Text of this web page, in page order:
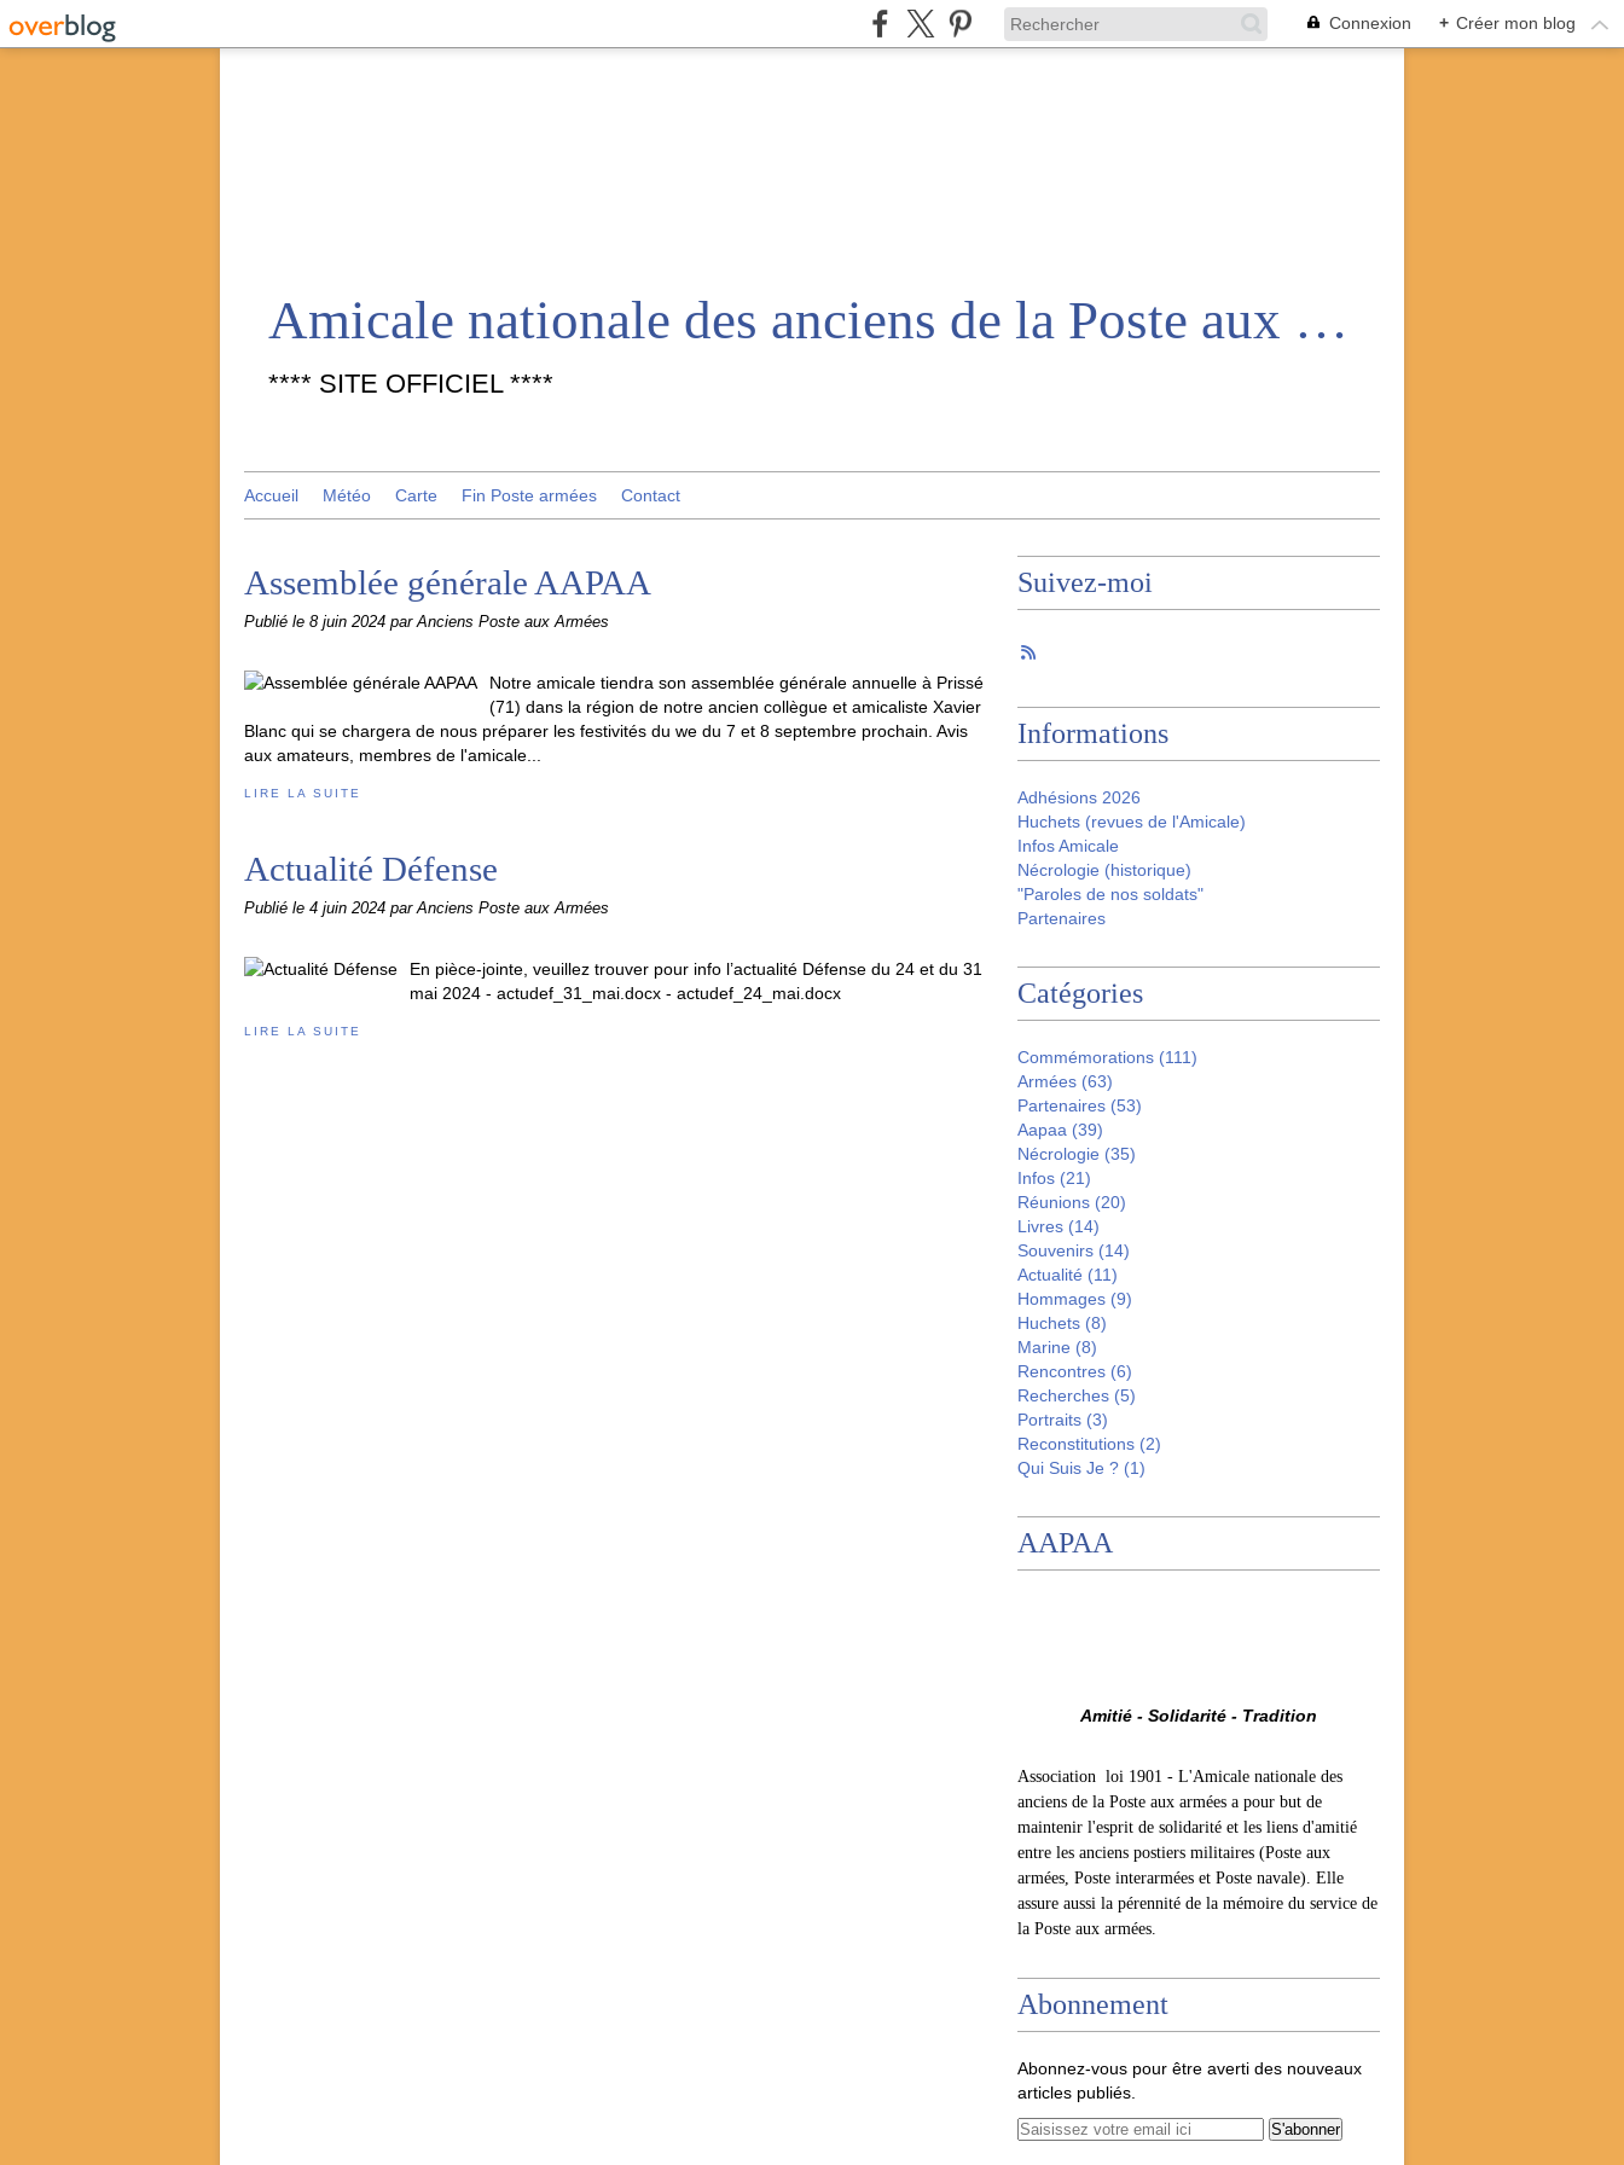
Connexion + Créer mon blog
Amicale nationale des anciens de la Poste aux armées
**** SITE OFFICIEL ****
Accueil Météo Carte Fin Poste armées Contact
Assemblée générale AAPAA
Publié le 8 juin 2024 par Anciens Poste aux Armées
Notre amicale tiendra son assemblée générale annuelle à Prissé
(71) dans la région de notre ancien collègue et amicaliste Xavier
Blanc qui se chargera de nous préparer les festivités du we du 7 et 8 septembre prochain. Avis
aux amateurs, membres de l'amicale...
LIRE LA SUITE
Actualité Défense
Publié le 4 juin 2024 par Anciens Poste aux Armées
En pièce-jointe, veuillez trouver pour info l’actualité Défense du 24 et du 31
mai 2024 - actudef_31_mai.docx - actudef_24_mai.docx
LIRE LA SUITE
Suivez-moi
Informations
Adhésions 2026
Huchets (revues de l'Amicale)
Infos Amicale
Nécrologie (historique)
"Paroles de nos soldats"
Partenaires
Catégories
Commémorations (111)
Armées (63)
Partenaires (53)
Aapaa (39)
Nécrologie (35)
Infos (21)
Réunions (20)
Livres (14)
Souvenirs (14)
Actualité (11)
Hommages (9)
Huchets (8)
Marine (8)
Rencontres (6)
Recherches (5)
Portraits (3)
Reconstitutions (2)
Qui Suis Je ? (1)
AAPAA
Amitié - Solidarité - Tradition
Association loi 1901 - L'Amicale nationale des
anciens de la Poste aux armées a pour but de
maintenir l'esprit de solidarité et les liens d'amitié
entre les anciens postiers militaires (Poste aux
armées, Poste interarmées et Poste navale). Elle
assure aussi la pérennité de la mémoire du service de
la Poste aux armées.
Abonnement
Abonnez-vous pour être averti des nouveaux
articles publiés.